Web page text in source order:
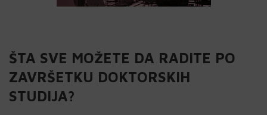
ŠTA SVE MOŽETE DA RADITE PO
ZAVRŠETKU DOKTORSKIH
STUDIJA?